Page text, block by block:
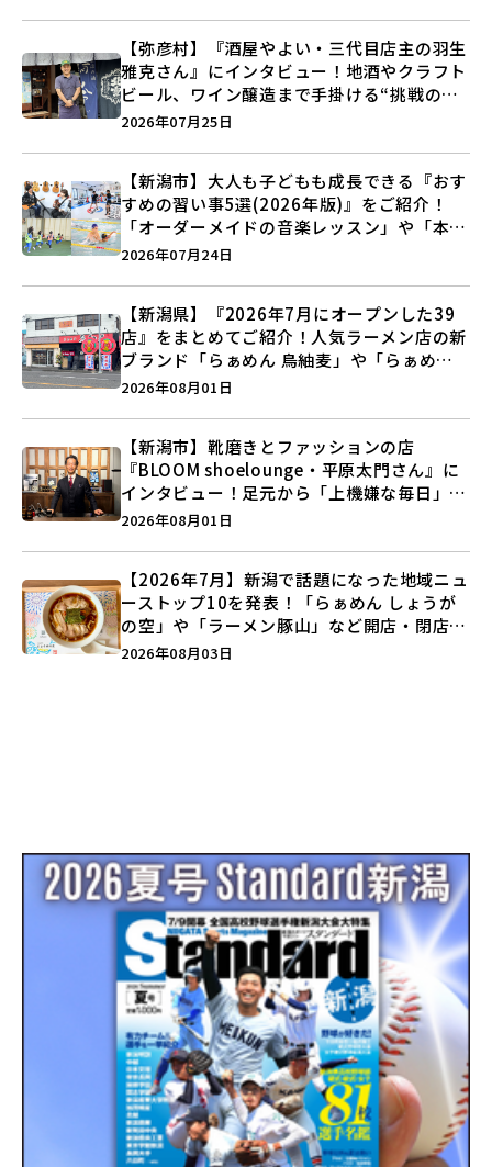
【弥彦村】『酒屋やよい・三代目店主の羽生
雅克さん』にインタビュー！地酒やクラフト
ビール、ワイン醸造まで手掛ける“挑戦の歴
史”に迫る♪
2026年07月25日
【新潟市】大人も子どもも成長できる『おす
すめの習い事5選(2026年版)』をご紹介！
「オーダーメイドの音楽レッスン」や「本格
キックボクシング」で新しい自分を見つけよ
2026年07月24日
【新潟県】『2026年7月にオープンした39
店』をまとめてご紹介！人気ラーメン店の新
ブランド「らぁめん 鳥紬麦」や「らぁめん
しょうがの空」など盛りだくさん♪
2026年08月01日
【新潟市】靴磨きとファッションの店
『BLOOM shoelounge・平原太門さん』に
インタビュー！足元から「上機嫌な毎日」を
つくる装いの提案とは？
2026年08月01日
【2026年7月】新潟で話題になった地域ニュ
ーストップ10を発表！「らぁめん しょうが
の空」や「ラーメン豚山」など開店・閉店の
注目記事をランキングでご紹介♪
2026年08月03日